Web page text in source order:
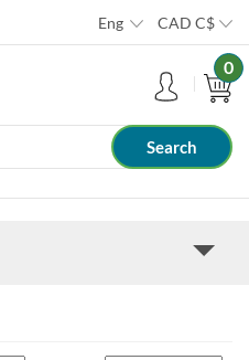
Eng CAD C$
0